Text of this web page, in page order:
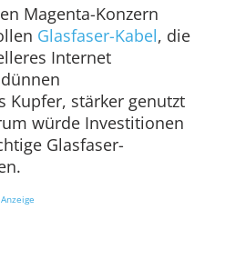
Magenta-Konzern
Glasfaser-Kabel, die
Internet
Kupfer, stärker genutzt
würde Investitionen
Glasfaser-
Anzeige